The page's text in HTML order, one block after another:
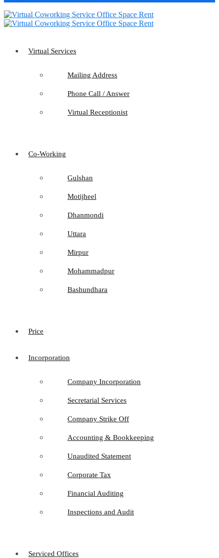
Virtual Services
Mailing Address
Phone Call / Answer
Virtual Receptionist
Co-Working
Gulshan
Motijheel
Dhanmondi
Uttara
Mirpur
Mohammadpur
Bashundhara
Price
Incorporation
Company Incorporation
Secretarial Services
Company Strike Off
Accounting & Bookkeeping
Unaudited Statement
Corporate Tax
Financial Auditing
Inspections and Audit
Serviced Offices